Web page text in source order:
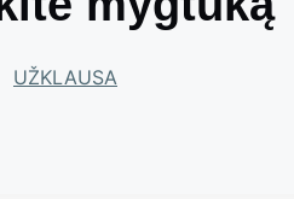
UŽKLAUSA